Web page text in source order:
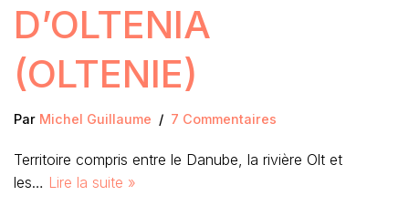
D’OLTENIA
(OLTENIE)
Par Michel Guillaume 7 Commentaires
Territoire compris entre le Danube, la rivière Olt et
les… Lire la suite »